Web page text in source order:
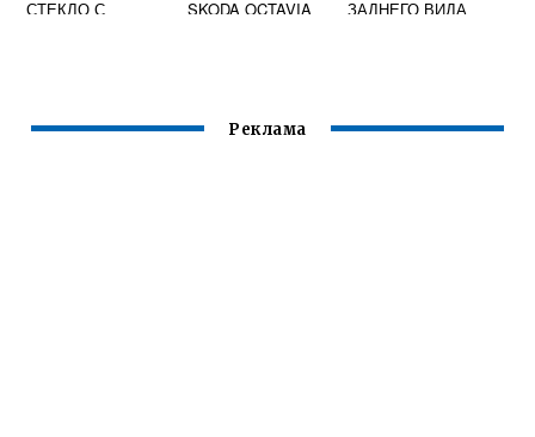
СТЕКЛО С
SKODA OCTAVIA
ЗАДНЕГО ВИДА
Реклама